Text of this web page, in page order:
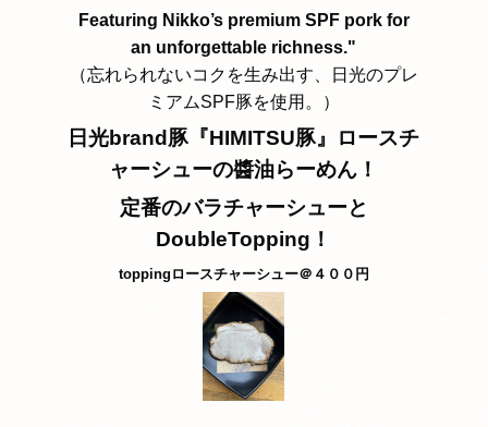
Featuring Nikko’s premium SPF pork for
an unforgettable richness."
（忘れられないコクを生み出す、日光のプレ
ミアムSPF豚を使用。）
日光brand豚『HIMITSU豚』ロースチ
ャーシューの醬油らーめん！
定番のバラチャーシューと
DoubleTopping！
toppingロースチャーシュー＠４００円